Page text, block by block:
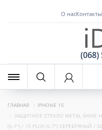
О насКонтакты
(068)
ГЛАВНАЯ
IPHONE 15
ЗАЩИТНОЕ СТЕКЛО METAL SHINE
(6.1") / 15 PLUS (6.7") СЕРЕБРЯНЫЙ /